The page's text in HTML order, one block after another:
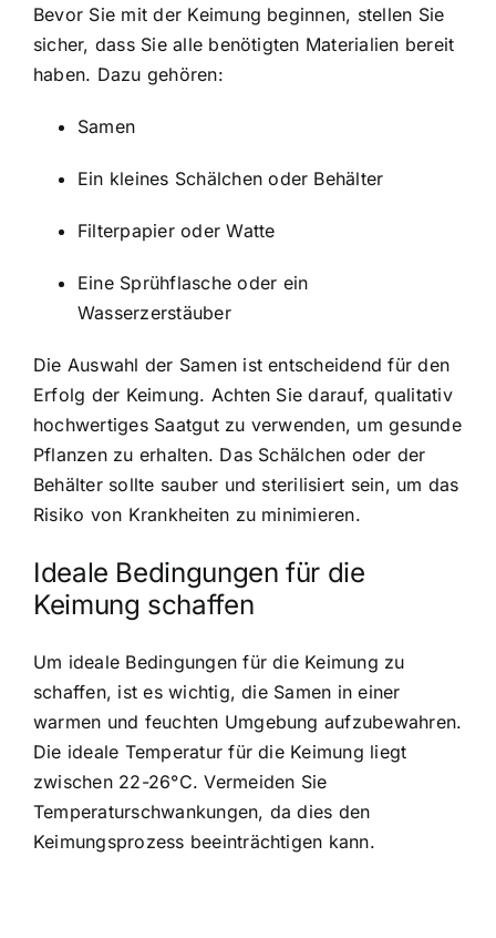
Bevor Sie mit der Keimung beginnen, stellen Sie
sicher, dass Sie alle benötigten Materialien bereit
haben. Dazu gehören:
Samen
Ein kleines Schälchen oder Behälter
Filterpapier oder Watte
Eine Sprühflasche oder ein
Wasserzerstäuber
Die Auswahl der Samen ist entscheidend für den
Erfolg der Keimung. Achten Sie darauf, qualitativ
hochwertiges Saatgut zu verwenden, um gesunde
Pflanzen zu erhalten. Das Schälchen oder der
Behälter sollte sauber und sterilisiert sein, um das
Risiko von Krankheiten zu minimieren.
Ideale Bedingungen für die
Keimung schaffen
Um ideale Bedingungen für die Keimung zu
schaffen, ist es wichtig, die Samen in einer
warmen und feuchten Umgebung aufzubewahren.
Die ideale Temperatur für die Keimung liegt
zwischen 22-26°C. Vermeiden Sie
Temperaturschwankungen, da dies den
Keimungsprozess beeinträchtigen kann.